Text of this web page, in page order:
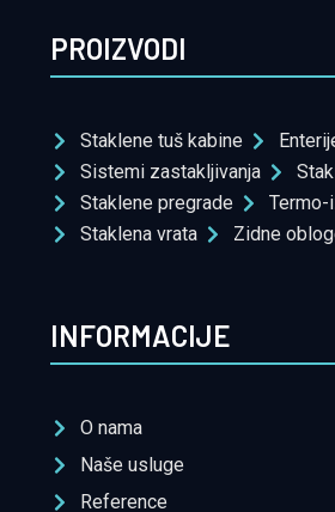
PROIZVODI
Staklene tuš kabine
Sistemi zastakljivanja
Staklene pregrade
Staklena vrata
Zidne
INFORMACIJE
O nama
Naše usluge
Reference